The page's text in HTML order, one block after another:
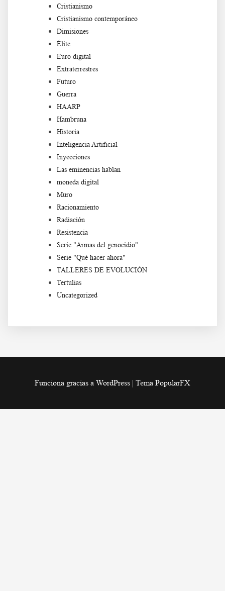
Cristianismo
Cristianismo contemporáneo
Dimisiones
Élite
Euro digital
Extraterrestres
Futuro
Guerra
HAARP
Hambruna
Historia
Inteligencia Artificial
Inyecciones
Las eminencias hablan
moneda digital
Muro
Racionamiento
Radiación
Resistencia
Serie "Armas del genocidio"
Serie "Qué hacer ahora"
TALLERES DE EVOLUCIÓN
Tertulias
Uncategorized
Funciona gracias a WordPress | Tema PopularFX